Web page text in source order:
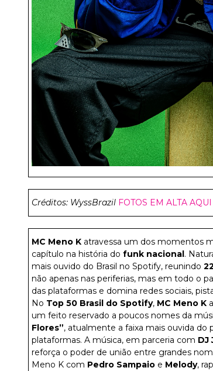
Créditos: WyssBrazil FOTOS EM ALTA AQUI
MC Meno K atravessa um dos momentos
capítulo na história do funk nacional.
mais ouvido do Brasil no Spotify, reunindo
não apenas nas periferias, mas em todo o
das plataformas e domina redes sociais,
No Top 50 Brasil do Spotify, MC Meno K
um feito reservado a poucos nomes da
Flores”, atualmente a faixa mais ouvida do
plataformas. A música, em parceria com DJ
reforça o poder de união entre grandes
Meno K com Pedro Sampaio e Melody,